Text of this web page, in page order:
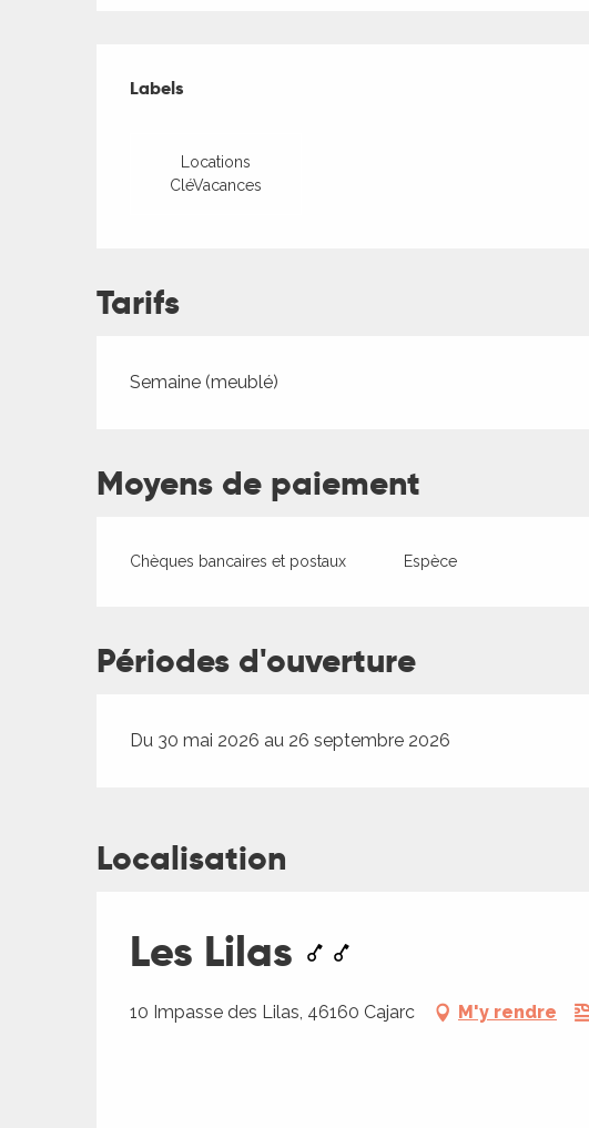
Offres de prestations
Labels
Labels
Locations
CléVacances
Tarifs
Tarifs 2026
Semaine (meublé)
Moyens de paiement
Chèques bancaires et postaux Espèce
Périodes d'ouverture
Du 30 mai 2026 au 26 septembre 2026
Localisation
Les Lilas
10 Impasse des Lilas, 46160 Cajarc M'y rendre